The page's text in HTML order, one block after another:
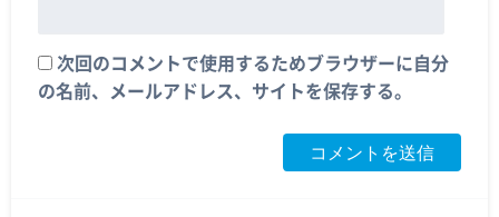
次回のコメントで使用するためブラウザーに自分
の名前、メールアドレス、サイトを保存する。